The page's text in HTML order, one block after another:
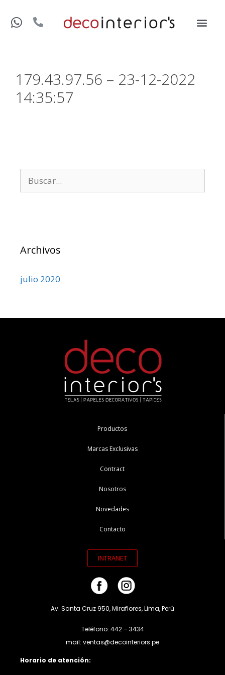
179.43.97.56 – 23-12-2022
14:35:57
Archivos
julio 2020
Productos
Marcas Exclusivas
Contract
Nosotros
Novedades
Contacto
INTRANET
Av. Santa Cruz 950, Miraflores, Lima, Perú
Teléfono: 442 – 3434
mail: ventas@decointeriors.pe
Horario de atención: